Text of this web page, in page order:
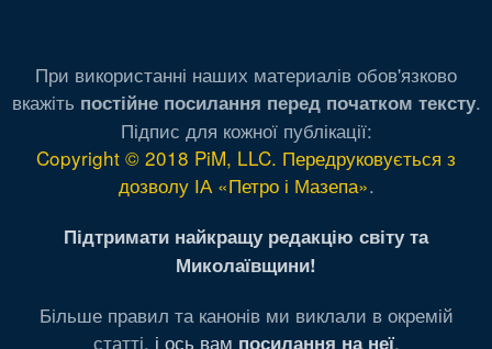
При використанні наших материалів обов'язково
вкажіть постійне посилання перед початком тексту.
Підпис для кожної публікації:
Copyright © 2018 PiM, LLC. Передруковується з
дозволу ІА «Петро і Мазепа».
Підтримати найкращу редакцію світу та
Миколаївщини!
Більше правил та канонів ми виклали в окремій
статті, і ось вам посилання на неї.